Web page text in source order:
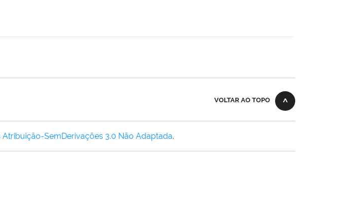
VOLTAR AO TOPO
SemDerivações 3.0 Não Adaptada.